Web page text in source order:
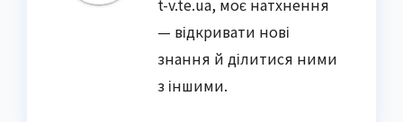
t-v.te.ua, моє натхнення
— відкривати нові
знання й ділитися ними
з іншими.